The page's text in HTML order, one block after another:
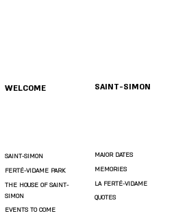
WELCOME
SAINT-SIMON
FERTÉ-VIDAME PARK
THE HOUSE OF SAINT-
SIMON
EVENTS TO COME
SAINT-SIMON
MAJOR DATES
MEMORIES
LA FERTÉ-VIDAME
QUOTES